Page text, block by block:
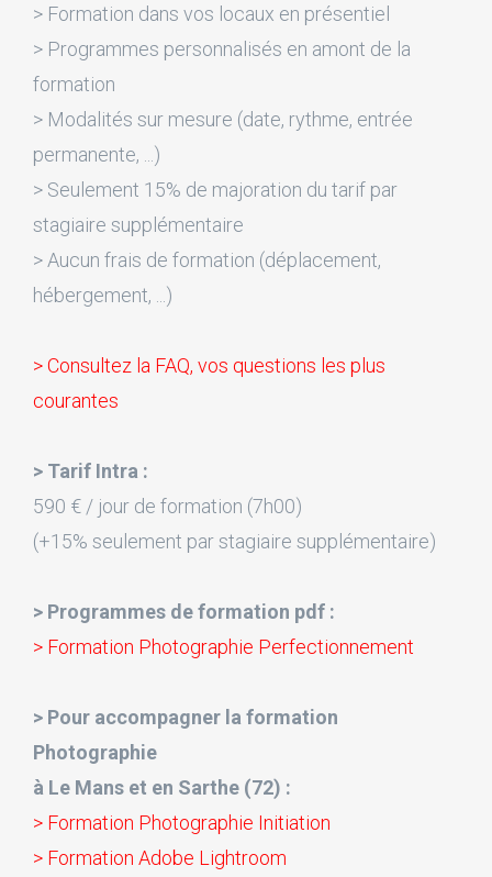
> Formation dans vos locaux en présentiel
> Programmes personnalisés en amont de la
formation
> Modalités sur mesure (date, rythme, entrée
permanente, ...)
> Seulement 15% de majoration du tarif par
stagiaire supplémentaire
> Aucun frais de formation (déplacement,
hébergement, ...)
> Consultez la FAQ, vos questions les plus
courantes
> Tarif Intra :
590 € / jour de formation (7h00)
(+15% seulement par stagiaire supplémentaire)
> Programmes de formation pdf :
> Formation Photographie Perfectionnement
> Pour accompagner la formation
Photographie
à Le Mans et en Sarthe (72) :
> Formation Photographie Initiation
> Formation Adobe Lightroom